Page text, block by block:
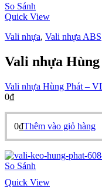
So Sánh
Quick View
Vali nhựa, Vali nhựa ABS
Vali nhựa
Vali nhựa Hùng Phát –
0₫
0₫Thêm vào giỏ hàng
So Sánh
Quick View